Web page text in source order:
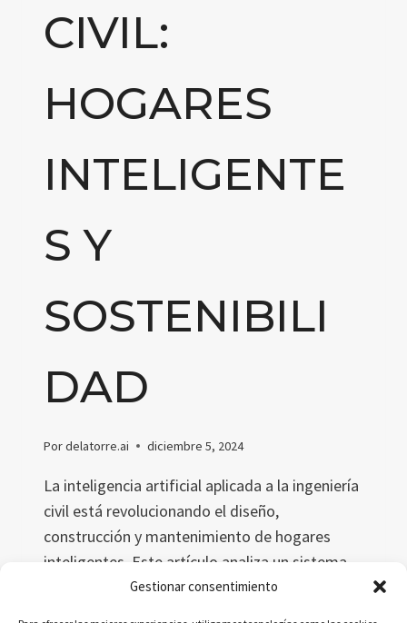
Gestionar consentimiento
CIVIL:
HOGARES
INTELIGENTE
S Y
SOSTENIBILI
DAD
Pordelatorre.ai diciembre 5, 2024
La inteligencia artificial aplicada a la ingeniería
civil está revolucionando el diseño,
construcción y mantenimiento de hogares
inteligentes. Este artículo analiza un sistema
innovador llamado Gestión Digital del Hogar